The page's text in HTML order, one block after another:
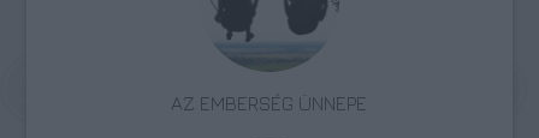
AZ EMBERSÉG ÜNNEPE